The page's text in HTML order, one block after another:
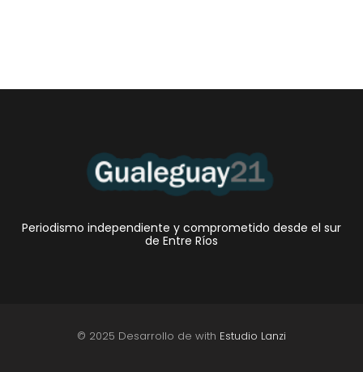
Periodismo independiente y comprometido desde el sur
de Entre Ríos
© 2025 Desarrollo de with Estudio Lanzi